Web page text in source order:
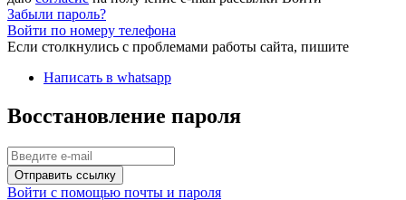
Забыли пароль?
Войти по номеру телефона
Если столкнулись с проблемами работы сайта, пишите
Написать в whatsapp
Восстановление пароля
Отправить ссылку
Войти с помощью почты и пароля